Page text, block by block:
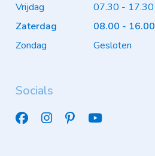
Vrijdag
07.30 - 17.30
Zaterdag
08.00 - 16.00
Zondag
Gesloten
Socials